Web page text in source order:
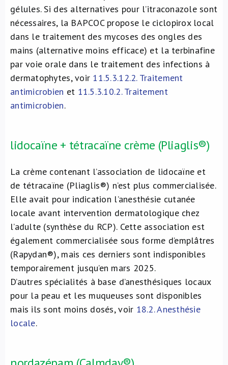
gélules. Si des alternatives pour l’itraconazole sont
nécessaires, la BAPCOC propose le ciclopirox local
dans le traitement des mycoses des ongles des
mains (alternative moins efficace) et la terbinafine
par voie orale dans le traitement des infections à
dermatophytes, voir 11.5.3.12.2. Traitement
antimicrobien et 11.5.3.10.2. Traitement
antimicrobien.
lidocaïne + tétracaïne crème (Pliaglis®)
La crème contenant l’association de lidocaïne et
de tétracaïne (Pliaglis®) n’est plus commercialisée.
Elle avait pour indication l’anesthésie cutanée
locale avant intervention dermatologique chez
l’adulte (synthèse du RCP). Cette association est
également commercialisée sous forme d’emplâtres
(Rapydan®), mais ces derniers sont indisponibles
temporairement jusqu’en mars 2025.
D’autres spécialités à base d’anesthésiques locaux
pour la peau et les muqueuses sont disponibles
mais ils sont moins dosés, voir 18.2. Anesthésie
locale.